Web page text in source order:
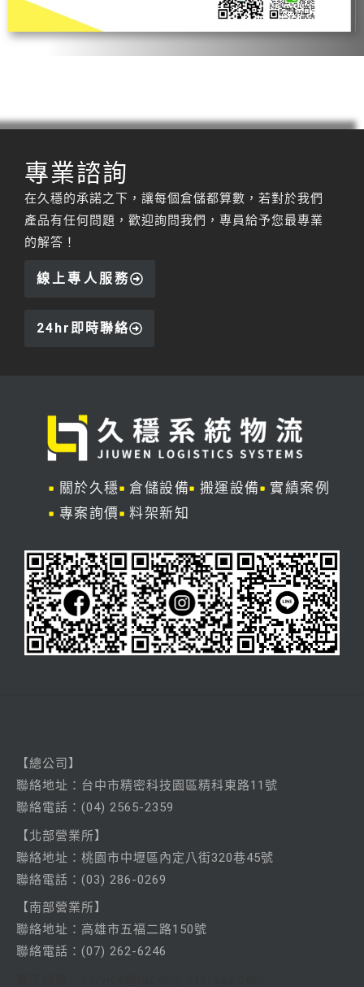
專業諮詢
在久穩的承諾之下，讓每個倉儲都算數，若對於我們
產品有任何問題，歡迎詢問我們，專員給予您最專業
的解答！
線上專人服務
24hr即時聯絡
關於久穩 倉儲設備 搬運設備
實績案例
專案詢價
料架新知
【總公司】
聯絡地址：台中市精密科技園區精科東路11號
聯絡電話： (04) 2565-2359
【北部營業所】
聯絡地址：桃園市中壢區內定八街320巷45號
聯絡電話： (03) 286-0269
【南部營業所】
聯絡地址：高雄市五福二路150號
聯絡電話： (07) 262-6246